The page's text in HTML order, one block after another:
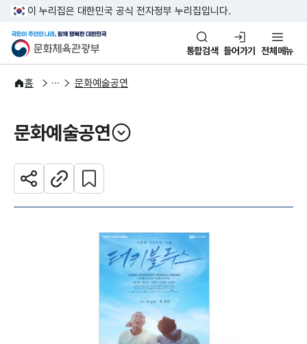
본문 바로가기
주메뉴 바로가기
이 누리집은 대한민국 공식 전자정부 누리집입니다.
문화체육관광부
국민이 주인인 나라, 함께 행복
통합검색 들어가기 전체메뉴
홈
문화광장 문화예술공연
문화예술공연
열기
공유하기주소복사
관심 콘텐츠 설정하기